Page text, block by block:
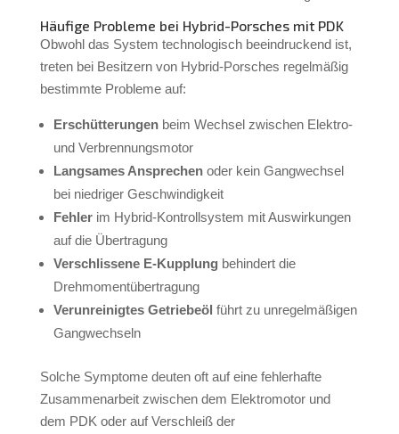
Häufige Probleme bei Hybrid-Porsches mit PDK
Obwohl das System technologisch beeindruckend ist,
treten bei Besitzern von Hybrid-Porsches regelmäßig
bestimmte Probleme auf:
Erschütterungenbeim Wechsel zwischen Elektro-
und Verbrennungsmotor
Langsames Ansprechenoder kein Gangwechsel
bei niedriger Geschwindigkeit
Fehlerim Hybrid-Kontrollsystem mit Auswirkungen
auf die Übertragung
Verschlissene E-Kupplung behindert die
Drehmomentübertragung
Verunreinigtes Getriebeöl führt zu unregelmäßigen
Gangwechseln
Solche Symptome deuten oft auf eine fehlerhafte
Zusammenarbeit zwischen dem Elektromotor und
dem PDK oder auf Verschleiß der